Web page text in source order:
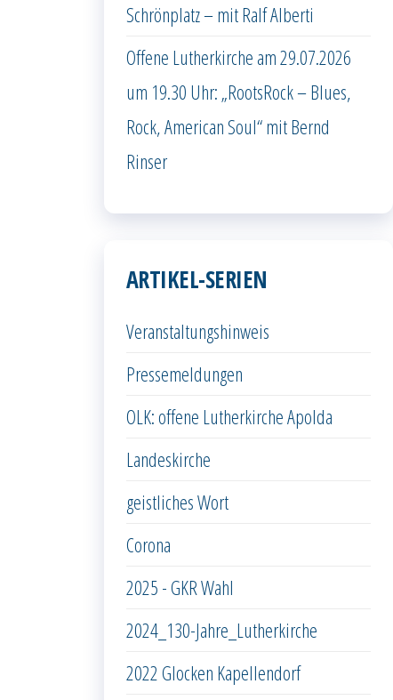
Schrönplatz – mit Ralf Alberti
Offene Lutherkirche am 29.07.2026
um 19.30 Uhr: „RootsRock – Blues,
Rock, American Soul“ mit Bernd
Rinser
ARTIKEL-SERIEN
Veranstaltungshinweis
Pressemeldungen
OLK: offene Lutherkirche Apolda
Landeskirche
geistliches Wort
Corona
2025 - GKR Wahl
2024_130-Jahre_Lutherkirche
2022 Glocken Kapellendorf